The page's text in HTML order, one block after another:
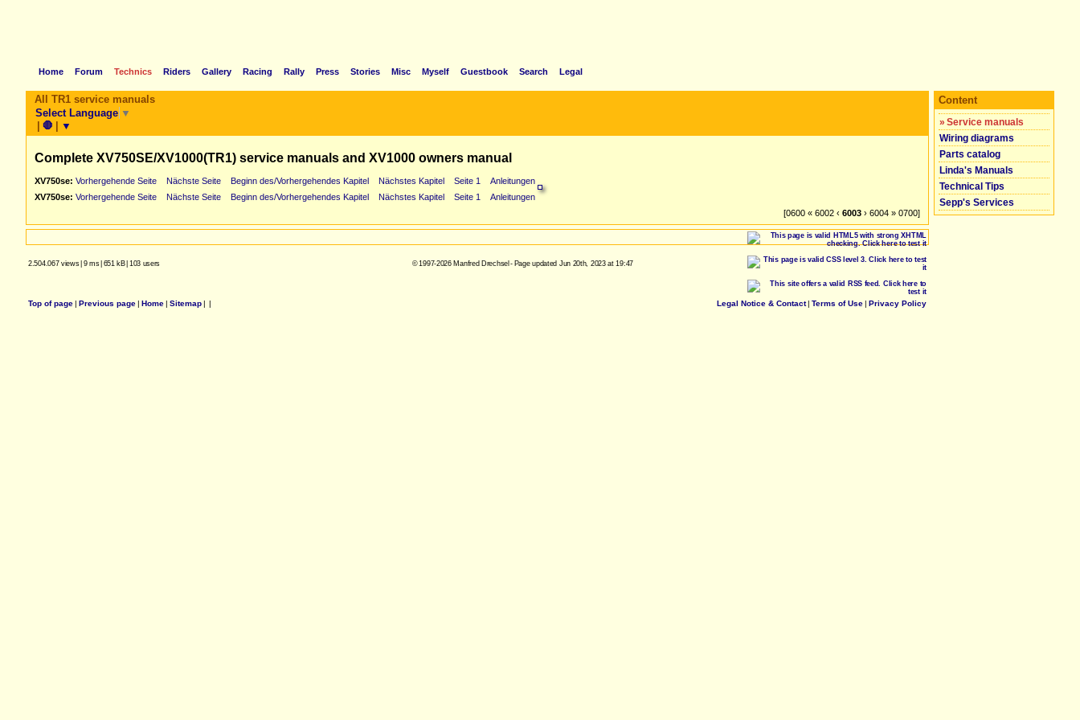
Home Forum Technics Riders Gallery Racing Rally Press Stories Misc Myself Guestbook Search Legal
All TR1 service manuals
Select Language ▼
| 🛑 | ▼
Complete XV750SE/XV1000(TR1) service manuals and XV1000 owners manual
XV750se: Vorhergehende Seite Nächste Seite Beginn des/Vorhergehendes Kapitel Nächstes Kapitel Seite 1
Anleitungen
XV750se: Vorhergehende Seite Nächste Seite Beginn des/Vorhergehendes Kapitel Nächstes Kapitel Seite 1
Anleitungen
[0600 « 6002 ‹ 6003 › 6004 » 0700]
Content
» Service manuals
Wiring diagrams
Parts catalog
Linda's Manuals
Technical Tips
Sepp's Services
2.504.067 views| 9 ms| 651 kB| 103 users © 1997-2026 Manfred Drechsel - Page updated Jun 20th, 2023 at 19:47
Top of page| Previous page| Home| Sitemap| | Legal Notice & Contact| Terms of Use| Privacy Policy